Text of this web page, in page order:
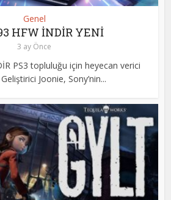
Genel
HFW İNDİR YENİ
3 ay Önce
PS3 topluluğu için heyecan verici
Joonie, Sony’nin...